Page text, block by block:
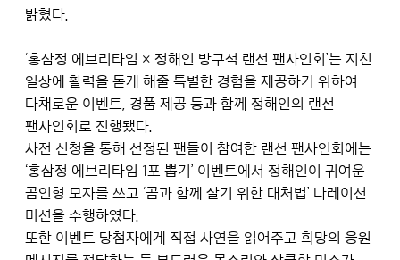
밝혔다.
‘홍삼정 에브리타임 × 정해인 방구석 랜선 팬사인회’는 지친
일상에 활력을 돋게 해줄 특별한 경험을 제공하기 위하여
다채로운 이벤트, 경품 제공 등과 함께 정해인의 랜선
팬사인회로 진행됐다.
사전 신청을 통해 선정된 팬들이 참여한 랜선 팬사인회에는
‘홍삼정 에브리타임 1포 뽑기’ 이벤트에서 정해인이 귀여운
곰인형 모자를 쓰고 ‘곰과 함께 살기 위한 대처법’ 나레이션
미션을 수행하였다.
또한 이벤트 당첨자에게 직접 사연을 읽어주고 희망의 응원